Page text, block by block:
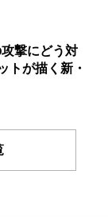
撃にどう対
が描く新・